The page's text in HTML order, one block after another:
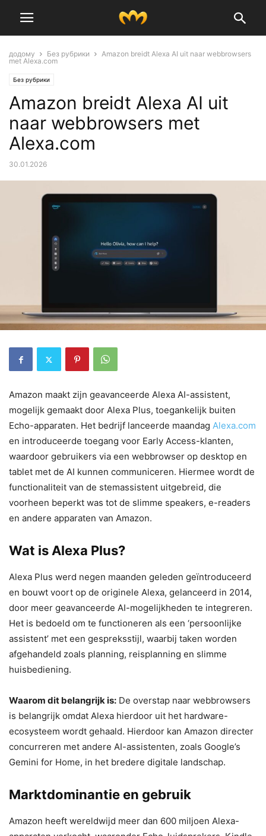
додому Без рубрики
Amazon breidt Alexa AI uit naar webbrowsers
met Alexa.com
Без рубрики
Amazon breidt Alexa AI uit
naar webbrowsers met
Alexa.com
30.01.2026
Amazon maakt zijn geavanceerde Alexa AI-assistent,
mogelijk gemaakt door Alexa Plus, toegankelijk buiten
Echo-apparaten. Het bedrijf lanceerde maandag Alexa.com
en introduceerde toegang voor Early Access-klanten,
waardoor gebruikers via een webbrowser op desktop en
tablet met de AI kunnen communiceren. Hiermee wordt de
functionaliteit van de stemassistent uitgebreid, die
voorheen beperkt was tot de slimme speakers, e-readers
en andere apparaten van Amazon.
Wat is Alexa Plus?
Alexa Plus werd negen maanden geleden geïntroduceerd
en bouwt voort op de originele Alexa, gelanceerd in 2014,
door meer geavanceerde AI-mogelijkheden te integreren.
Het is bedoeld om te functioneren als een ‘persoonlijke
assistent’ met een gespreksstijl, waarbij taken worden
afgehandeld zoals planning, reisplanning en slimme
huisbediening.
Waarom dit belangrijk is: De overstap naar webbrowsers
is belangrijk omdat Alexa hierdoor uit het hardware-
ecosysteem wordt gehaald. Hierdoor kan Amazon directer
concurreren met andere AI-assistenten, zoals Google’s
Gemini for Home, in het bredere digitale landschap.
Marktdominantie en gebruik
Amazon heeft wereldwijd meer dan 600 miljoen Alexa-